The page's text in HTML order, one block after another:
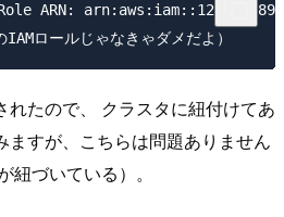
ARN:
れたので、 クラスタに紐付けてあ
ますが、こちらは問題ありません
紐づいている）。